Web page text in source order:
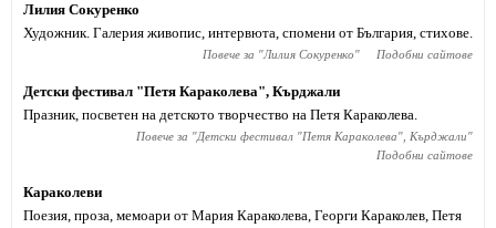
Лилия Сокуренко
Художник. Галерия живопис, интервюта, спомени от България, стихове.
Повече за "Лилия Сокуренко" Подобни сайтове
Детски фестивал "Петя Караколева", Кърджали
Празник, посветен на детското творчество на Петя Караколева.
Повече за "Детски фестивал "Петя Караколева", Кърджали"
Подобни сайтове
Караколеви
Поезия, проза, мемоари от Мария Караколева, Георги Караколев, Петя